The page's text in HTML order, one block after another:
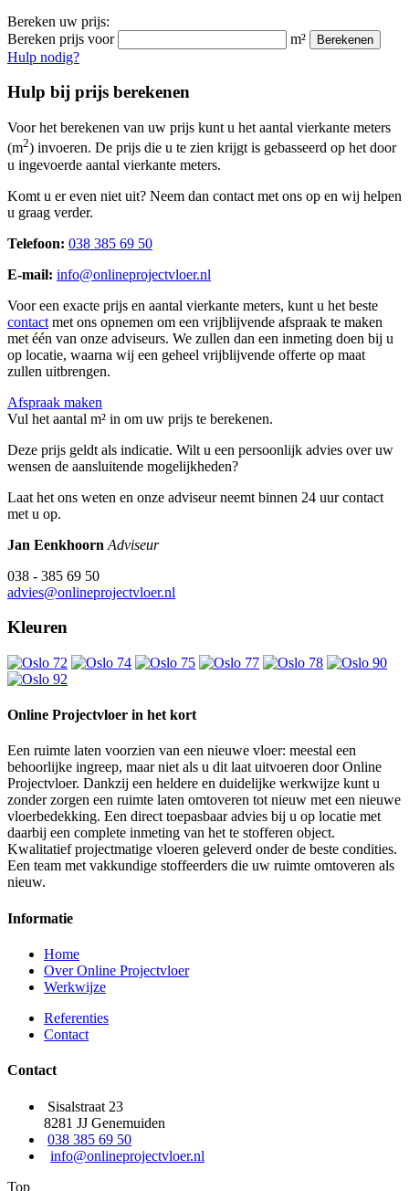
Bereken uw prijs:
Bereken prijs voor
m² Berekenen
Hulp nodig?
Hulp bij prijs berekenen
Voor het berekenen van uw prijs kunt u het aantal vierkante meters
(m2) invoeren. De prijs die u te zien krijgt is gebasseerd op het door
u ingevoerde aantal vierkante meters.
Komt u er even niet uit? Neem dan contact met ons op en wij helpen
u graag verder.
Telefoon: 038 385 69 50
E-mail: info@onlineprojectvloer.nl
Voor een exacte prijs en aantal vierkante meters, kunt u het beste
contact met ons opnemen om een vrijblijvende afspraak te maken
met één van onze adviseurs. We zullen dan een inmeting doen bij u
op locatie, waarna wij een geheel vrijblijvende offerte op maat
zullen uitbrengen.
Afspraak maken
Vul het aantal m² in om uw prijs te berekenen.
Deze prijs geldt als indicatie. Wilt u een persoonlijk advies over uw
wensen de aansluitende mogelijkheden?
Laat het ons weten en onze adviseur neemt binnen 24 uur contact
met u op.
Jan Eenkhoorn Adviseur
038 - 385 69 50
advies@onlineprojectvloer.nl
Kleuren
Online Projectvloer in het kort
Een ruimte laten voorzien van een nieuwe vloer: meestal een
behoorlijke ingreep, maar niet als u dit laat uitvoeren door Online
Projectvloer. Dankzij een heldere en duidelijke werkwijze kunt u
zonder zorgen een ruimte laten omtoveren tot nieuw met een nieuwe
vloerbedekking. Een direct toepasbaar advies bij u op locatie met
daarbij een complete inmeting van het te stofferen object.
Kwalitatief projectmatige vloeren geleverd onder de beste condities.
Een team met vakkundige stoffeerders die uw ruimte omtoveren als
nieuw.
Informatie
Home
Over Online Projectvloer
Werkwijze
Referenties
Contact
Contact
Sisalstraat 23
8281 JJ Genemuiden
038 385 69 50
info@onlineprojectvloer.nl
Top